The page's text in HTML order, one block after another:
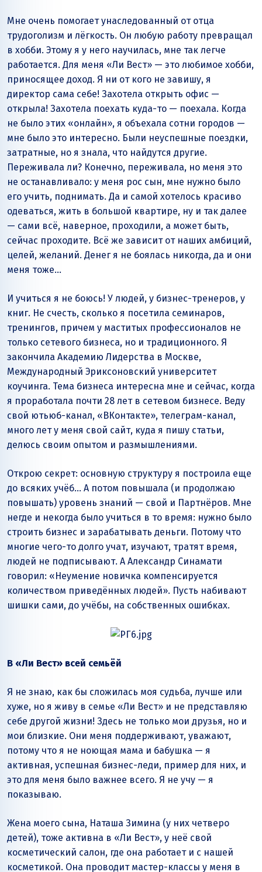
Мне очень помогает унаследованный от отца
трудоголизм и лёгкость. Он любую работу превращал
в хобби. Этому я у него научилась, мне так легче
работается. Для меня «Ли Вест» — это любимое хобби,
приносящее доход. Я ни от кого не завишу, я
директор сама себе! Захотела открыть офис —
открыла! Захотела поехать куда-то — поехала. Когда
не было этих «онлайн», я объехала сотни городов —
мне было это интересно. Были неуспешные поездки,
затратные, но я знала, что найдутся другие.
Переживала ли? Конечно, переживала, но меня это
не останавливало: у меня рос сын, мне нужно было
его учить, поднимать. Да и самой хотелось красиво
одеваться, жить в большой квартире, ну и так далее
— сами всё, наверное, проходили, а может быть,
сейчас проходите. Всё же зависит от наших амбиций,
целей, желаний. Денег я не боялась никогда, да и они
меня тоже…
И учиться я не боюсь! У людей, у бизнес-тренеров, у
книг. Не счесть, сколько я посетила семинаров,
тренингов, причем у маститых профессионалов не
только сетевого бизнеса, но и традиционного. Я
закончила Академию Лидерства в Москве,
Международный Эриксоновский университет
коучинга. Тема бизнеса интересна мне и сейчас, когда
я проработала почти 28 лет в сетевом бизнесе. Веду
свой ютьюб-канал, «ВКонтакте», телеграм-канал,
много лет у меня свой сайт, куда я пишу статьи,
делюсь своим опытом и размышлениями.
Открою секрет: основную структуру я построила еще
до всяких учёб… А потом повышала (и продолжаю
повышать) уровень знаний — свой и Партнёров. Мне
негде и некогда было учиться в то время: нужно было
строить бизнес и зарабатывать деньги. Потому что
многие чего-то долго учат, изучают, тратят время,
людей не подписывают. А Александр Синамати
говорил: «Неумение новичка компенсируется
количеством приведённых людей». Пусть набивают
шишки сами, до учёбы, на собственных ошибках.
В «Ли Вест» всей семьёй
Я не знаю, как бы сложилась моя судьба, лучше или
хуже, но я живу в семье «Ли Вест» и не представляю
себе другой жизни! Здесь не только мои друзья, но и
мои близкие. Они меня поддерживают, уважают,
потому что я не ноющая мама и бабушка — я
активная, успешная бизнес-леди, пример для них, и
это для меня было важнее всего. Я не учу — я
показываю.
Жена моего сына, Наташа Зимина (у них четверо
детей), тоже активна в «Ли Вест», у неё свой
косметический салон, где она работает и с нашей
косметикой. Она проводит мастер-классы у меня в